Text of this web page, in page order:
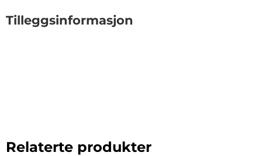
Tilleggsinformasjon
Relaterte produkter